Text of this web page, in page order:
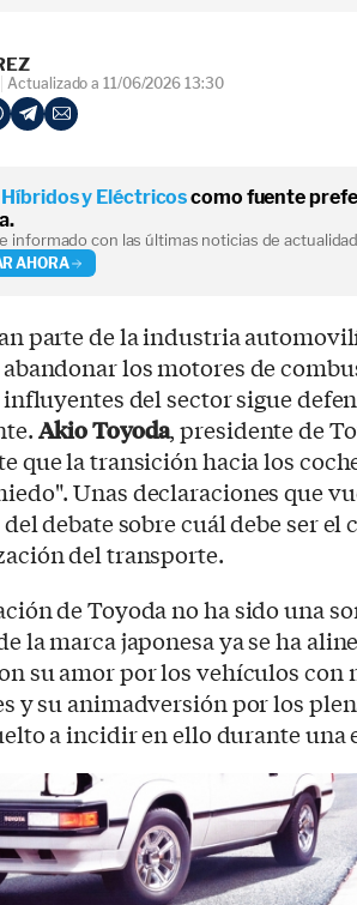
Actualizado a 11/06/2026 13:30
Híbridos y Eléctricoscomo fuente
informado con las últimas noticias de
AHORA
parte de la industria
los motores de
del sector sigue
Akio Toyoda, presidente de
que la transición hacia los
Unas declaraciones que
debate sobre cuál debe ser el
del transporte.
de Toyoda no ha sido una
la marca japonesa ya se ha
su amor por los vehículos con
y su animadversión por los
a incidir en ello durante una